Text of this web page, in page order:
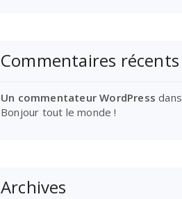
Commentaires récents
Un commentateur WordPress dans
Bonjour tout le monde !
Archives